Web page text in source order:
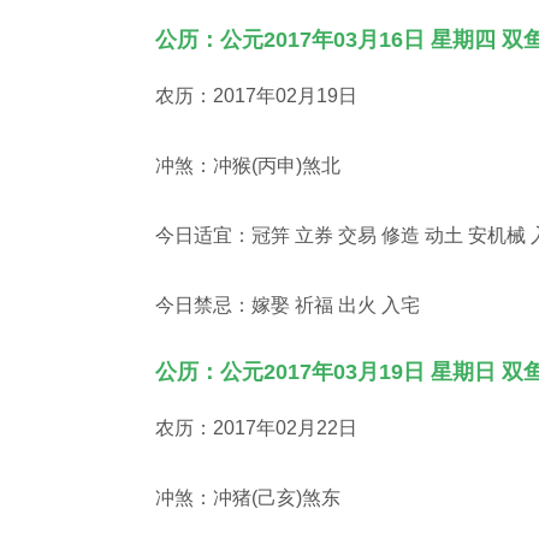
公历：公元2017年03月16日 星期四 双
农历：2017年02月19日
冲煞：冲猴(丙申)煞北
今日适宜：冠笄 立券 交易 修造 动土 安机械
今日禁忌：嫁娶 祈福 出火 入宅
公历：公元2017年03月19日 星期日 双
农历：2017年02月22日
冲煞：冲猪(己亥)煞东